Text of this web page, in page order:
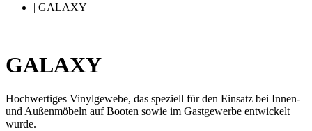
| GALAXY
GALAXY
Hochwertiges Vinylgewebe, das speziell für den Einsatz bei Innen-
und Außenmöbeln auf Booten sowie im Gastgewerbe entwickelt
wurde.